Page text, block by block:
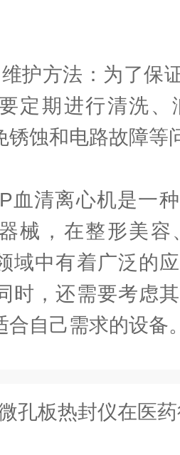
方法：为了保证
定期进行清洗、
锈蚀和电路故障等
清离心机是一种
械，在整形美
域中有着广泛的
时，还需要考虑
合自己需求的设备
孔板热封仪在医